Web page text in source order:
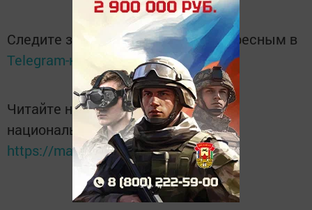
Следите за самым важным и интересным в
Telegram-каналеТатмедиа
Читайте новости Татарстана в
национальном мессенджере MАХ:
https://max.ru/tatmedia